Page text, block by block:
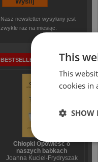
Nasz newsletter wysyłany jest
zwykle raz na miesiąc.
BESTSELLERY
Chłopki Opowieść o
naszych babkach
Joanna Kuciel-Frydryszak
This
This
cookies in
SHOW